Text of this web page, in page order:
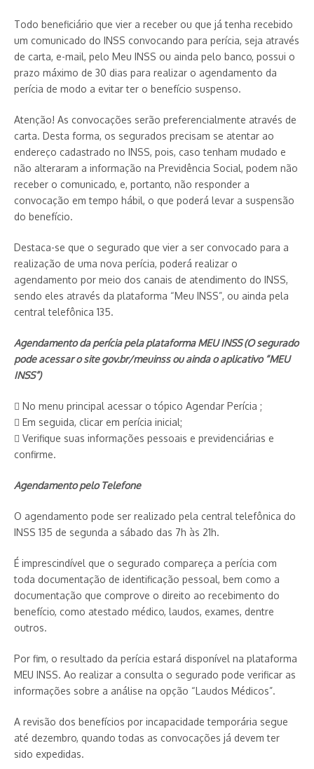
Todo beneficiário que vier a receber ou que já tenha recebido
um comunicado do INSS convocando para perícia, seja através
de carta, e-mail, pelo Meu INSS ou ainda pelo banco, possui o
prazo máximo de 30 dias para realizar o agendamento da
perícia de modo a evitar ter o benefício suspenso.
Atenção! As convocações serão preferencialmente através de
carta. Desta forma, os segurados precisam se atentar ao
endereço cadastrado no INSS, pois, caso tenham mudado e
não alteraram a informação na Previdência Social, podem não
receber o comunicado, e, portanto, não responder a
convocação em tempo hábil, o que poderá levar a suspensão
do benefício.
Destaca-se que o segurado que vier a ser convocado para a
realização de uma nova perícia, poderá realizar o
agendamento por meio dos canais de atendimento do INSS,
sendo eles através da plataforma “Meu INSS”, ou ainda pela
central telefônica 135.
Agendamento da perícia pela plataforma MEU INSS (O segurado
pode acessar o site gov.br/meuinss ou ainda o aplicativo “MEU
INSS”)
 No menu principal acessar o tópico Agendar Perícia ;
 Em seguida, clicar em perícia inicial;
 Verifique suas informações pessoais e previdenciárias e
confirme.
Agendamento pelo Telefone
O agendamento pode ser realizado pela central telefônica do
INSS 135 de segunda a sábado das 7h às 21h.
É imprescindível que o segurado compareça a perícia com
toda documentação de identificação pessoal, bem como a
documentação que comprove o direito ao recebimento do
benefício, como atestado médico, laudos, exames, dentre
outros.
Por fim, o resultado da perícia estará disponível na plataforma
MEU INSS. Ao realizar a consulta o segurado pode verificar as
informações sobre a análise na opção “Laudos Médicos”.
A revisão dos benefícios por incapacidade temporária segue
até dezembro, quando todas as convocações já devem ter
sido expedidas.